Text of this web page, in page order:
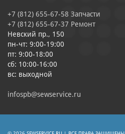
+7 (812) 655-67-58 Запчасти
+7 (812) 655-67-37 Ремонт
Невский пр., 150
пн-чт: 9:00-19:00
пт: 9:00-18:00
сб: 10:00-16:00
вс: выходной
infospb@sewservice.ru